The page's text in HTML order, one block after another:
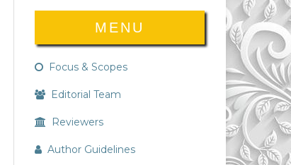
MENU
Focus & Scopes
Editorial Team
Reviewers
Author Guidelines